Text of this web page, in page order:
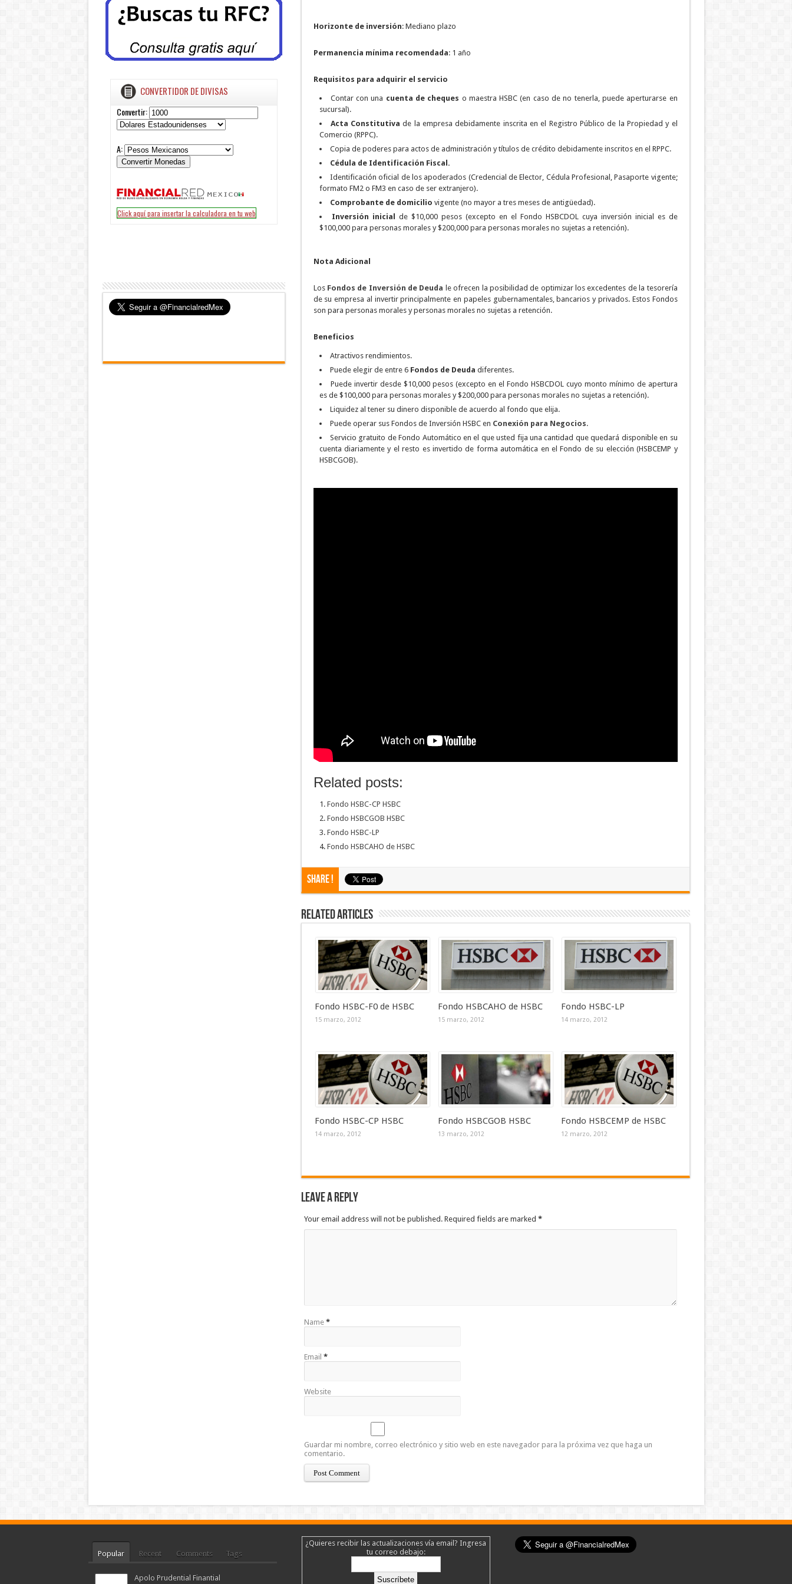
Horizonte de inversión: Mediano plazo
Permanencia mínima recomendada: 1 año
Requisitos para adquirir el servicio
Contar con una cuenta de cheques o maestra HSBC (en caso de no tenerla, puede aperturarse en
sucursal).
Acta Constitutiva de la empresa debidamente inscrita en el Registro Público de la Propiedad y el
Comercio (RPPC).
Copia de poderes para actos de administración y títulos de crédito debidamente inscritos en el RPPC.
Cédula de Identificación Fiscal.
Identificación oficial de los apoderados (Credencial de Elector, Cédula Profesional, Pasaporte vigente;
formato FM2 o FM3 en caso de ser extranjero).
Comprobante de domicilio vigente (no mayor a tres meses de antigüedad).
Inversión inicial
de $10,000 pesos (excepto en el Fondo HSBCDOL cuya inversión inicial es de
$100,000 para personas morales y $200,000 para personas morales no sujetas a retención).
Nota Adicional
Los Fondos de Inversión de Deuda le ofrecen la posibilidad de optimizar los excedentes de la tesorería
de su empresa al invertir principalmente en papeles gubernamentales, bancarios y privados. Estos Fondos
son para personas morales y personas morales no sujetas a retención.
Beneficios
Atractivos rendimientos.
Puede elegir de entre 6 Fondos de Deuda diferentes.
Puede invertir desde $10,000 pesos (excepto en el Fondo HSBCDOL cuyo monto mínimo de apertura
es de $100,000 para personas morales y $200,000 para personas morales no sujetas a retención).
Liquidez al tener su dinero disponible de acuerdo al fondo que elija.
Puede operar sus Fondos de Inversión HSBC en Conexión para Negocios.
Servicio gratuito de Fondo Automático en el que usted fija una cantidad que quedará disponible en su
cuenta diariamente y el resto es invertido de forma automática en el Fondo de su elección (HSBCEMP y
HSBCGOB).
Related posts:
Fondo HSBC-CP HSBC
Fondo HSBCGOB HSBC
Fondo HSBC-LP
Fondo HSBCAHO de HSBC
Share !
Related Articles
Fondo HSBC-F0 de HSBC
15 marzo, 2012
Fondo HSBCAHO de HSBC
15 marzo, 2012
Fondo HSBC-LP
14 marzo, 2012
Fondo HSBC-CP HSBC
14 marzo, 2012
Fondo HSBCGOB HSBC
13 marzo, 2012
Fondo HSBCEMP de HSBC
12 marzo, 2012
Leave a Reply
Your email address will not be published. Required fields are marked *
Name *
Email *
Website
Guardar mi nombre, correo electrónico y sitio web en este navegador para la próxima vez que haga un
comentario.
Popular Recent Comments Tags
Apolo Prudential Finantial
¿Quieres recibir las actualizaciones vía email? Ingresa
tu correo debajo: